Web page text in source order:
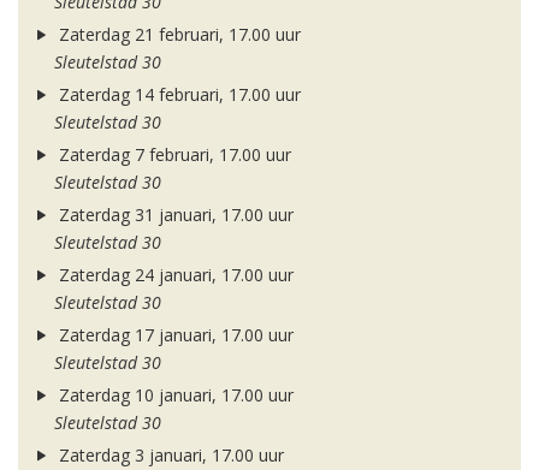
Zaterdag 21 februari, 17.00 uur
Sleutelstad 30
Zaterdag 14 februari, 17.00 uur
Sleutelstad 30
Zaterdag 7 februari, 17.00 uur
Sleutelstad 30
Zaterdag 31 januari, 17.00 uur
Sleutelstad 30
Zaterdag 24 januari, 17.00 uur
Sleutelstad 30
Zaterdag 17 januari, 17.00 uur
Sleutelstad 30
Zaterdag 10 januari, 17.00 uur
Sleutelstad 30
Zaterdag 3 januari, 17.00 uur